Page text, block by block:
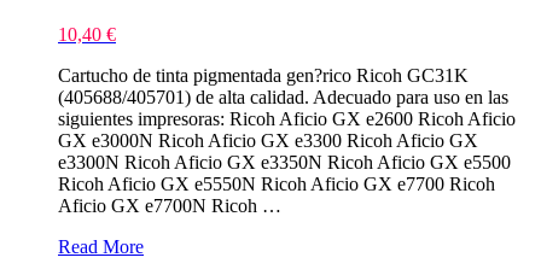
10,40 €
Cartucho de tinta pigmentada gen?rico Ricoh GC31K
(405688/405701) de alta calidad. Adecuado para uso en las
siguientes impresoras: Ricoh Aficio GX e2600 Ricoh Aficio
GX e3000N Ricoh Aficio GX e3300 Ricoh Aficio GX
e3300N Ricoh Aficio GX e3350N Ricoh Aficio GX e5500
Ricoh Aficio GX e5550N Ricoh Aficio GX e7700 Ricoh
Aficio GX e7700N Ricoh …
Ricoh
Read More